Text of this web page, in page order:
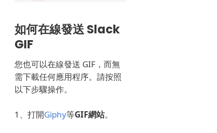
如何在線發送 Slack
GIF
您也可以在線發送 GIF，而無
需下載任何應用程序。 請按照
以下步驟操作。
1、打開Giphy等GIF網站。